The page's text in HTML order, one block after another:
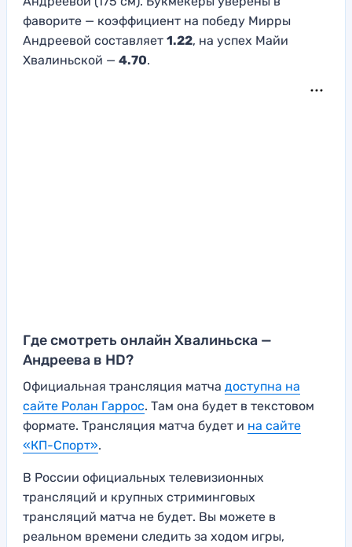
фаворите — коэффициент на победу Мирры
Андреевой составляет 1.22, на успех Майи
Хвалиньской — 4.70.
Где смотреть онлайн Хвалиньска —
Андреева в HD?
Официальная трансляция матча доступна на
сайте Ролан Гаррос. Там она будет в текстовом
формате. Трансляция матча будет и на сайте
«КП-Спорт».
В России официальных телевизионных
трансляций и крупных стриминговых
трансляций матча не будет. Вы можете в
реальном времени следить за ходом игры,